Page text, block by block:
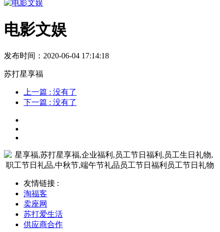
电影文娱
发布时间：2020-06-04 17:14:18
苏打星享福
上一篇 : 没有了
下一篇 : 没有了
友情链接 :
淘福客
卖座网
苏打爱生活
供应商合作